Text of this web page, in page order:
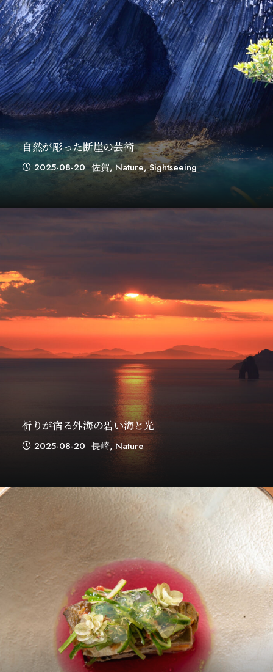
自然が彫った断崖の芸術
2025-08-20 佐賀, Nature,Sightseeing
祈りが宿る外海の碧い海と光
2025-08-20 長崎, Nature